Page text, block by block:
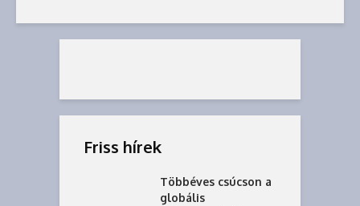
Friss hírek
Többéves csúcson a
globális